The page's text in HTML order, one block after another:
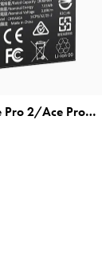
Insta360 Ace Pro 2/Ace Pro/Ace Battery